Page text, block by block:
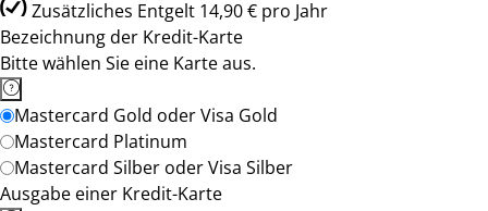
Zusätzliches Entgelt 14,90 € pro Jahr
Bezeichnung der Kredit-Karte
Bitte wählen Sie eine Karte aus.
Mastercard Gold oder Visa Gold
Mastercard Platinum
Mastercard Silber oder Visa Silber
Ausgabe einer Kredit-Karte